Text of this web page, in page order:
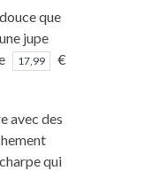
que
jupe
17,99
€
avec des
qui